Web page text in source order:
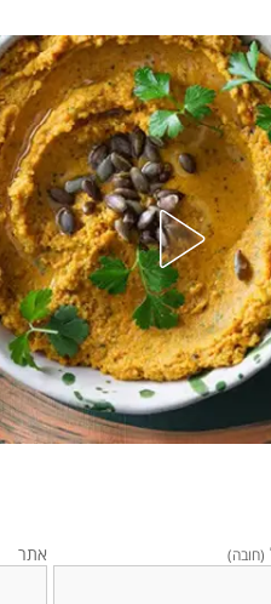
(חובה) אתר